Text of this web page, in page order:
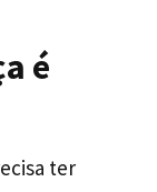
é
ter